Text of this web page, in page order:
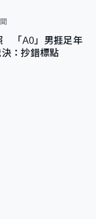
「A0」男捱足年
：抄錯標點